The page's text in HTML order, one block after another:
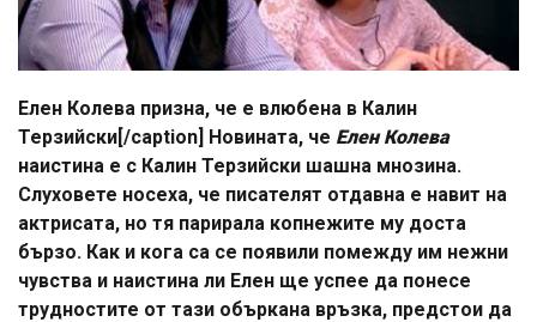
Елен Колева призна, че е влюбена в Калин
Терзийски[/caption] Новината, че Елен Колева
наистина е с Калин Терзийски шашна мнозина.
Слуховете носеха, че писателят отдавна е навит на
актрисата, но тя парирала копнежите му доста
бързо. Как и кога са се появили помежду им нежни
чувства и наистина ли Елен ще успее да понесе
трудностите от тази объркана връзка, предстои да